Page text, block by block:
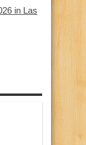
in Las